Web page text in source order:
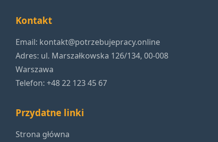
Kontakt
Email: kontakt@potrzebujepracy.online
Adres: ul. Marszałkowska 126/134, 00-008
Warszawa
Telefon: +48 22 123 45 67
Przydatne linki
Strona główna